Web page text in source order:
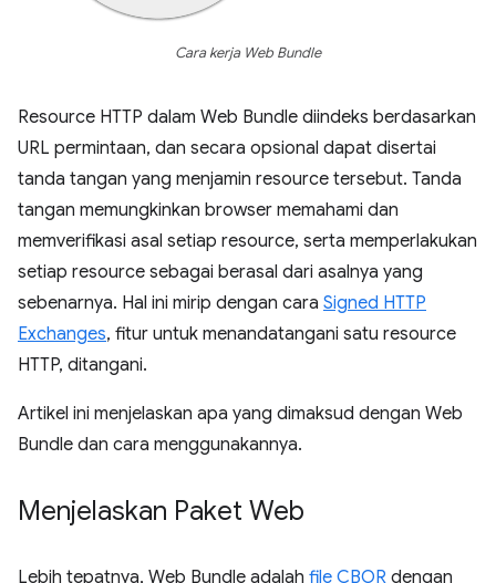
Cara kerja Web Bundle
Resource HTTP dalam Web Bundle diindeks berdasarkan
URL permintaan, dan secara opsional dapat disertai
tanda tangan yang menjamin resource tersebut. Tanda
tangan memungkinkan browser memahami dan
memverifikasi asal setiap resource, serta memperlakukan
setiap resource sebagai berasal dari asalnya yang
sebenarnya. Hal ini mirip dengan cara Signed HTTP
Exchanges, fitur untuk menandatangani satu resource
HTTP, ditangani.
Artikel ini menjelaskan apa yang dimaksud dengan Web
Bundle dan cara menggunakannya.
Menjelaskan Paket Web
Lebih tepatnya, Web Bundle adalah file CBOR dengan